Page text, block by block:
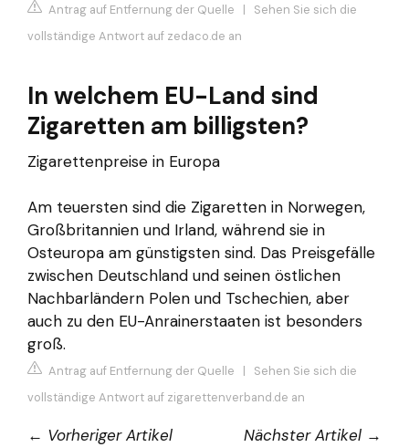
Antrag auf Entfernung der Quelle | Sehen Sie sich die
vollständige Antwort auf zedaco.de an
In welchem EU-Land sind
Zigaretten am billigsten?
Zigarettenpreise in Europa
Am teuersten sind die Zigaretten in Norwegen,
Großbritannien und Irland, während sie in
Osteuropa am günstigsten sind. Das Preisgefälle
zwischen Deutschland und seinen östlichen
Nachbarländern Polen und Tschechien, aber
auch zu den EU-Anrainerstaaten ist besonders
groß.
Antrag auf Entfernung der Quelle | Sehen Sie sich die
vollständige Antwort auf zigarettenverband.de an
← Vorheriger Artikel
Nächster Artikel →